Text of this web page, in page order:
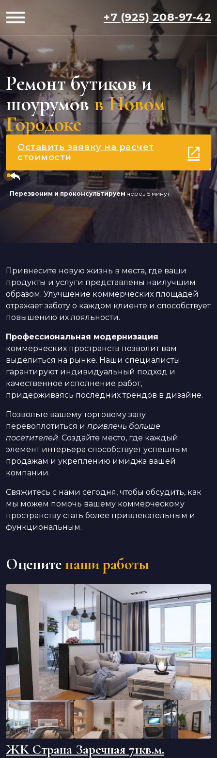
+7 (925) 208-97-42
Ремонт бутиков и
шоурумов в Новом
Городоке
Оставить заявку на расчет
стоимости
Перезвоним и проконсультируем через 5 минут
Привнесите новую жизнь в места, где ваши
продукты и услуги представлены наилучшим
образом. Улучшение коммерческих площадей
отражает заботу о каждом клиенте и способствует
повышению их лояльности.
Профессиональная модернизация
коммерческих пространств позволит вам
выделиться на рынке. Наши специалисты
гарантируют индивидуальный подход и
качественное исполнение работ,
придерживаясь последних трендов в дизайне.
Позвольте вашему торговому залу
перевоплотиться и привлечь больше
посетителей. Создайте место, где каждый
элемент интерьера способствует успешным
продажам и укреплению имиджа вашей
компании.
Свяжитесь с нами сегодня, чтобы обсудить, как
мы можем помочь вашему коммерческому
пространству стать более привлекательным и
функциональным.
Оцените наши работы
ЖК Страна Заречная 71кв.м.